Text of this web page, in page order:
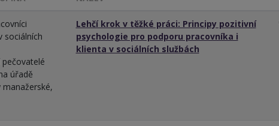
sociálních
úřadě
manažerské,
Lehčí krok v těžké práci: Principy pozitivní
psychologie pro podporu pracovníka i
klienta v sociálních službách